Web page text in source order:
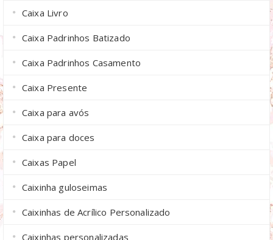
Caixa Livro
Caixa Padrinhos Batizado
Caixa Padrinhos Casamento
Caixa Presente
Caixa para avós
Caixa para doces
Caixas Papel
Caixinha guloseimas
Caixinhas de Acrílico Personalizado
Caixinhas personalizadas